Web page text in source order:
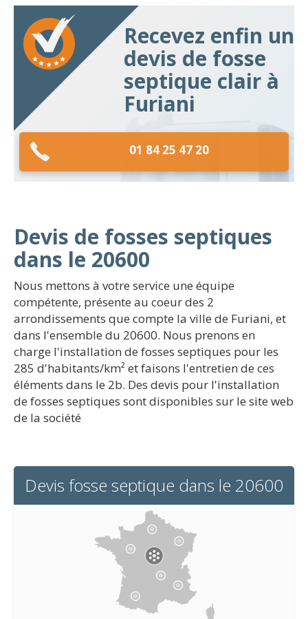
Recevez enfin un
devis de fosse
septique clair à
Furiani
01 84 25 47 20
Devis de fosses septiques
dans le 20600
Nous mettons à votre service une équipe
compétente, présente au coeur des 2
arrondissements que compte la ville de Furiani, et
dans l'ensemble du 20600. Nous prenons en
charge l'installation de fosses septiques pour les
285 d'habitants/km² et faisons l'entretien de ces
éléments dans le 2b. Des devis pour l'installation
de fosses septiques sont disponibles sur le site web
de la société
Devis fosse septique dans le 20600